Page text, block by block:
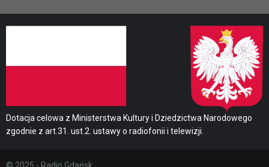
Dotacja celowa z Ministerstwa Kultury i Dziedzictwa Narodowego
zgodnie z art.31. ust.2. ustawy o radiofonii i telewizji.
© 2025 - Radio Gdańsk